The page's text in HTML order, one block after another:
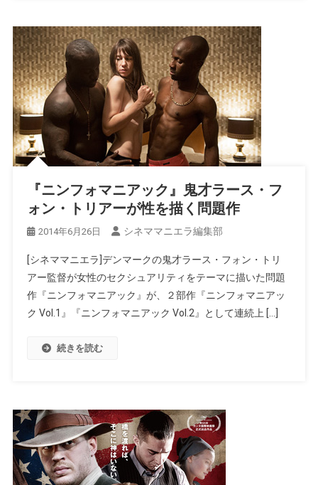
『ニンフォマニアック』鬼才ラース・フ
ォン・トリアーが性を描く問題作
2014年6月26日 シネママニエラ編集部
[シネママニエラ]デンマークの鬼才ラース・フォン・トリ
アー監督が女性のセクシュアリティをテーマに描いた問題
作『ニンフォマニアック』が、２部作『ニンフォマニアッ
ク Vol.1』『ニンフォマニアック Vol.2』として連続上 […]
続きを読む